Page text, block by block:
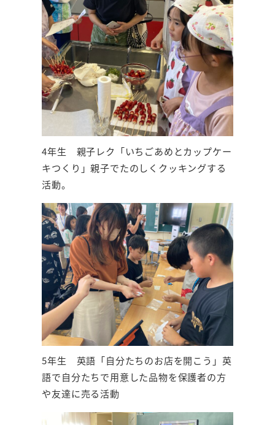
4年生 親子レク「いちごあめとカップケー
キつくり」親子でたのしくクッキングする
活動。
5年生 英語「自分たちのお店を開こう」英
語で自分たちで用意した品物を保護者の方
や友達に売る活動